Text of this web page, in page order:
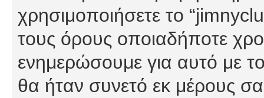
χρησιμοποιήσετε το
τους όρους οποιαδήποτε
ενημερώσουμε για αυτό με
θα ήταν συνετό εκ μέρους